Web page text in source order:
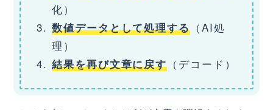
化）
数値データとして処理する （AI処
理）
結果を再び文章に戻す （デコード）